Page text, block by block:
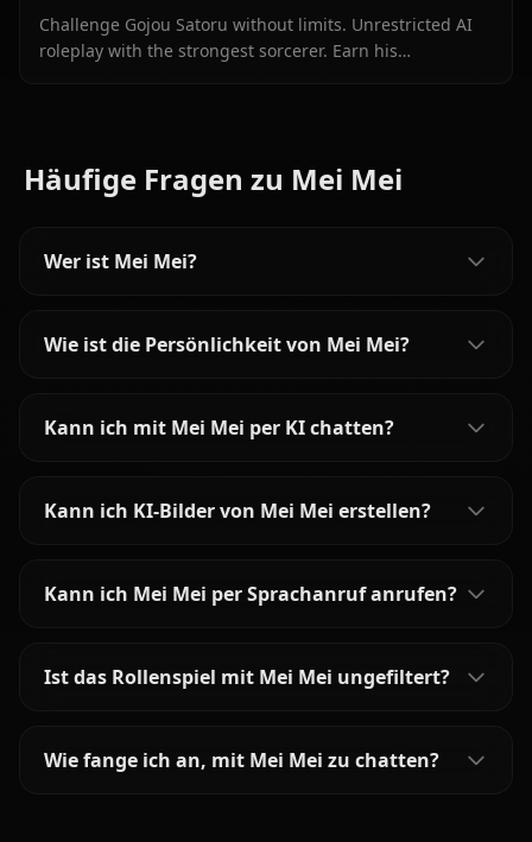
Challenge Gojou Satoru without limits. Unrestricted AI
roleplay with the strongest sorcerer. Earn his
Häufige Fragen zu Mei Mei
Wer ist Mei Mei?
Wie ist die Persönlichkeit von Mei Mei?
Kann ich mit Mei Mei per KI chatten?
Kann ich KI-Bilder von Mei Mei erstellen?
Kann ich Mei Mei per Sprachanruf anrufen?
Ist das Rollenspiel mit Mei Mei ungefiltert?
Wie fange ich an, mit Mei Mei zu chatten?